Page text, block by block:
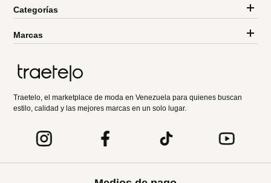
Categorías
Marcas
Traetelo, el marketplace de moda en Venezuela para quienes buscan
estilo, calidad y las mejores marcas en un solo lugar.